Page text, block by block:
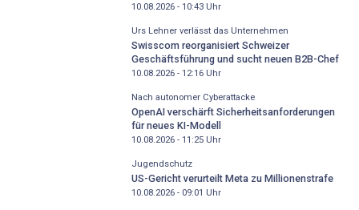
10.08.2026 - 10:43Uhr
Urs Lehner verlässt das Unternehmen
Swisscom reorganisiert Schweizer
Geschäftsführung und sucht neuen B2B-Chef
10.08.2026 - 12:16Uhr
Nach autonomer Cyberattacke
OpenAI verschärft Sicherheitsanforderungen
für neues KI-Modell
10.08.2026 - 11:25Uhr
Jugendschutz
US-Gericht verurteilt Meta zu Millionenstrafe
10.08.2026 - 09:01 Uhr